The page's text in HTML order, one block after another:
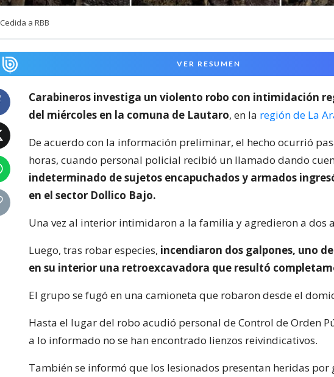
Cedida a RBB
VER RESUMEN
Carabineros investiga un violento robo con intimidación
del miércoles en la comuna de Lautaro, en la región de La
De acuerdo con la información preliminar, el hecho ocurrió
horas, cuando personal policial recibió un llamado dando
indeterminado de sujetos encapuchados y armados
en el sector Dollico Bajo.
Una vez al interior intimidaron a la familia y agredieron a dos
Luego, tras robar especies, incendiaron dos galpones, uno
en su interior una retroexcavadora que resultó
El grupo se fugó en una camioneta que robaron desde el
Hasta el lugar del robo acudió personal de Control de Orden
a lo informado no se han encontrado lienzos reivindicativos.
También se informó que los lesionados presentan heridas por